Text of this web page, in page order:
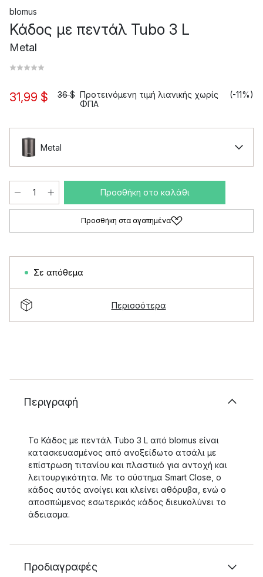
blomus
Κάδος με πεντάλ Tubo 3 L
Metal
31,99 $ 36 $ Προτεινόμενη τιμή λιανικής χωρίς
ΦΠΑ
(-11%)
Metal
Προσθήκη στο καλάθι
Προσθήκη στα αγαπημένα
Σε απόθεμα
Περισσότερα
Περιγραφή
Το Κάδος με πεντάλ Tubo 3 L από blomus είναι
κατασκευασμένος από ανοξείδωτο ατσάλι με
επίστρωση τιτανίου και πλαστικό για αντοχή και
λειτουργικότητα. Με το σύστημα Smart Close, ο
κάδος αυτός ανοίγει και κλείνει αθόρυβα, ενώ ο
αποσπώμενος εσωτερικός κάδος διευκολύνει το
άδειασμα.
Προδιαγραφές